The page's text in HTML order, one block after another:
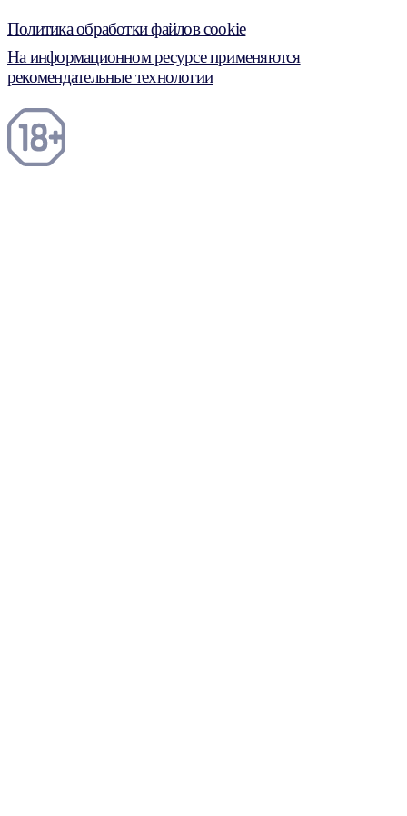
Политика обработки файлов cookie
На информационном ресурсе применяются
рекомендательные технологии